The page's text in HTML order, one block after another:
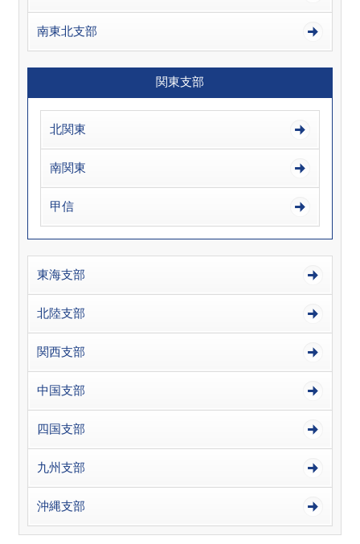
南東北支部
関東支部
北関東
南関東
甲信
東海支部
北陸支部
関西支部
中国支部
四国支部
九州支部
沖縄支部